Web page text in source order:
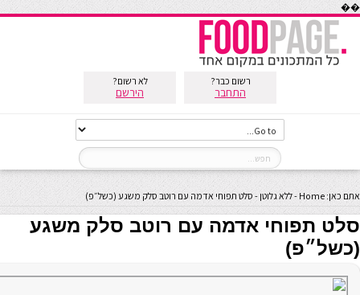
��
רשום כבר?
התחבר
לא רשום?
הירשם
אתם כאן: Home
-ללא גלוטן- סלט תפוחי אדמה עם רוטב סלק משגע (כשל״פ)
סלט תפוחי אדמה עם רוטב סלק משגע
(כשל״פ)